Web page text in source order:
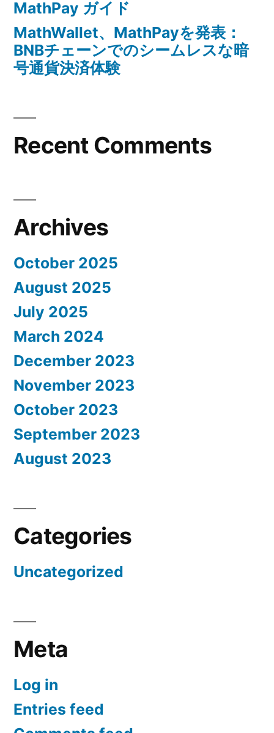
MathPay ガイド
MathWallet、MathPayを発表：
BNBチェーンでのシームレスな暗
号通貨決済体験
Recent Comments
Archives
October 2025
August 2025
July 2025
March 2024
December 2023
November 2023
October 2023
September 2023
August 2023
Categories
Uncategorized
Meta
Log in
Entries feed